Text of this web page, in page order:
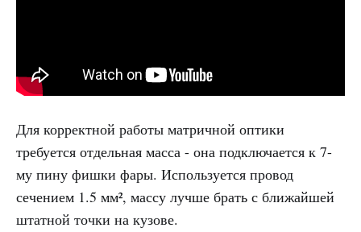
Для корректной работы матричной оптики
требуется отдельная масса - она подключается к 7-
му пину фишки фары. Используется провод
сечением 1.5 мм², массу лучше брать с ближайшей
штатной точки на кузове.